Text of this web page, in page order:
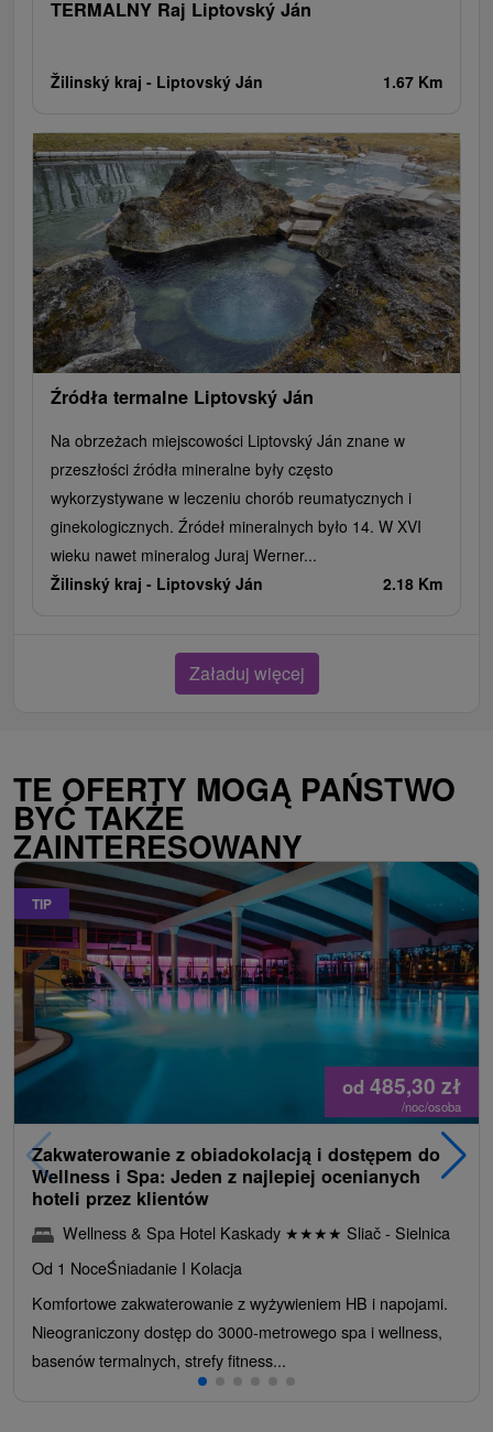
TERMALNY Raj Liptovský Ján
Žilinský kraj - Liptovský Ján 1.67 Km
Źródła termalne Liptovský Ján
Na obrzeżach miejscowości Liptovský Ján znane w
przeszłości źródła mineralne były często
wykorzystywane w leczeniu chorób reumatycznych i
ginekologicznych. Źródeł mineralnych było 14. W XVI
wieku nawet mineralog Juraj Werner...
Žilinský kraj - Liptovský Ján 2.18 Km
Załaduj więcej
TE OFERTY MOGĄ PAŃSTWO
BYĆ TAKŻE
ZAINTERESOWANY
TIP
od 485,30 zł
/noc/osoba
Zakwaterowanie z obiadokolacją i dostępem do
Wellness i Spa: Jeden z najlepiej ocenianych
hoteli przez klientów
Wellness & Spa Hotel Kaskady ★★★★ Sliač - Sielnica
Od 1 NoceŚniadanie I Kolacja
Komfortowe zakwaterowanie z wyżywieniem HB i napojami.
Nieograniczony dostęp do 3000-metrowego spa i wellness,
basenów termalnych, strefy fitness...